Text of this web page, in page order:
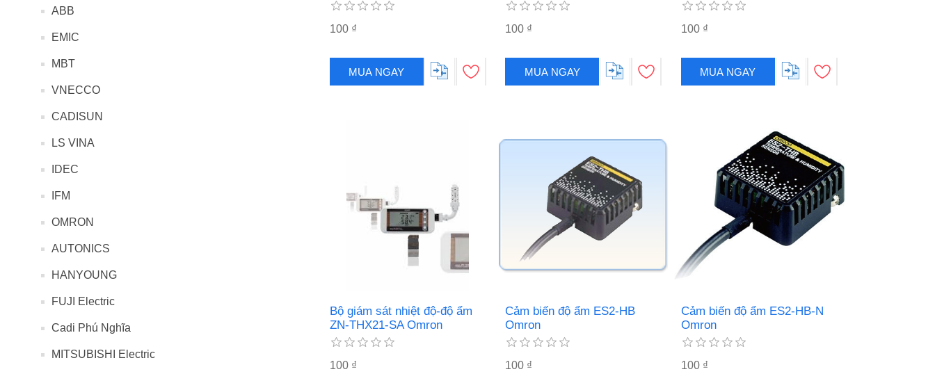
ABB
EMIC
MBT
VNECCO
CADISUN
LS VINA
IDEC
IFM
OMRON
AUTONICS
HANYOUNG
FUJI Electric
Cadi Phú Nghĩa
MITSUBISHI Electric
100 ₫
MUA NGAY
100 ₫
MUA NGAY
100 ₫
MUA NGAY
Bộ giám sát nhiệt độ-độ ẩm
ZN-THX21-SA Omron
100 ₫
Cảm biến độ ẩm ES2-HB
Omron
100 ₫
Cảm biến độ ẩm ES2-HB-N
Omron
100 ₫